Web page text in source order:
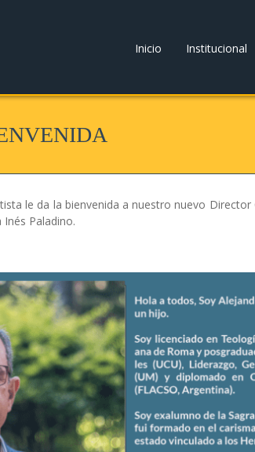
Inicio Institucional
le da la bienvenida a nuestro nuevo Director
Paladino.